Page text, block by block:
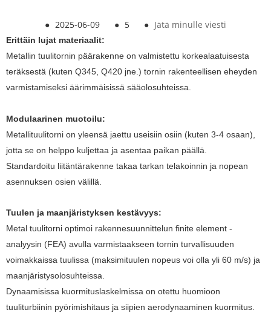
● 2025-06-09 ● 5 ● Jätä minulle viesti
Erittäin lujat materiaalit:
Metallin tuulitornin päärakenne on valmistettu korkealaatuisesta
teräksestä (kuten Q345, Q420 jne.) tornin rakenteellisen eheyden
varmistamiseksi äärimmäisissä sääolosuhteissa.
Modulaarinen muotoilu:
Metallituulitorni on yleensä jaettu useisiin osiin (kuten 3-4 osaan),
jotta se on helppo kuljettaa ja asentaa paikan päällä.
Standardoitu liitäntärakenne takaa tarkan telakoinnin ja nopean
asennuksen osien välillä.
Tuulen ja maanjäristyksen kestävyys:
Metal tuulitorni optimoi rakennesuunnittelun finite element -
analyysin (FEA) avulla varmistaakseen tornin turvallisuuden
voimakkaissa tuulissa (maksimituulen nopeus voi olla yli 60 m/s) ja
maanjäristysolosuhteissa.
Dynaamisissa kuormituslaskelmissa on otettu huomioon
tuuliturbiinin pyörimishitaus ja siipien aerodynaaminen kuormitus.